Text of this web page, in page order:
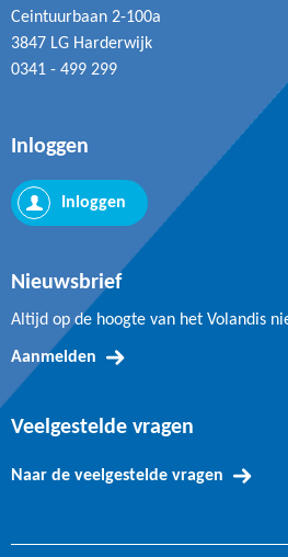
Ceintuurbaan 2-100a
3847 LG Harderwijk
0341 - 499 299
Nieuwsbrief
Altijd op de hoogte van het Volandis
Aanmelden
Veelgestelde vragen
Naar de veelgestelde vragen
Inloggen
Inloggen